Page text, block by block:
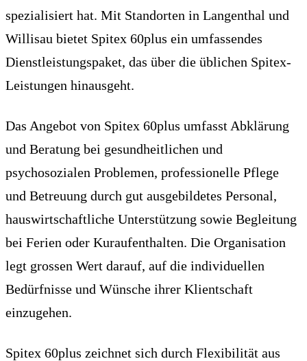
spezialisiert hat. Mit Standorten in Langenthal und
Willisau bietet Spitex 60plus ein umfassendes
Dienstleistungspaket, das über die üblichen Spitex-
Leistungen hinausgeht.
Das Angebot von Spitex 60plus umfasst Abklärung
und Beratung bei gesundheitlichen und
psychosozialen Problemen, professionelle Pflege
und Betreuung durch gut ausgebildetes Personal,
hauswirtschaftliche Unterstützung sowie Begleitung
bei Ferien oder Kuraufenthalten. Die Organisation
legt grossen Wert darauf, auf die individuellen
Bedürfnisse und Wünsche ihrer Klientschaft
einzugehen.
Spitex 60plus zeichnet sich durch Flexibilität aus